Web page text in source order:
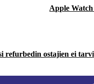
Apple
ostajien ei